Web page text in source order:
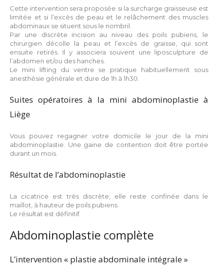
Cette intervention sera proposée si la surcharge graisseuse est
limitée et si l’excès de peau et le relâchement des muscles
abdominaux se situent sous le nombril.
Par une discrète incision au niveau des poils pubiens, le
chirurgien décolle la peau et l’excès de graisse, qui sont
ensuite retirés. Il y associera souvent une liposculpture de
l’abdomen et/ou des hanches.
Le mini lifting du ventre se pratique habituellement sous
anesthésie générale et dure de 1h à 1h30.
Suites opératoires à la mini abdominoplastie à
Liège
Vous pouvez regagner votre domicile le jour de la mini
abdominoplastie. Une gaine de contention doit être portée
durant un mois.
Résultat de l’abdominoplastie
La cicatrice est très discrète, elle reste confinée dans le
maillot, à hauteur de poils pubiens.
Le résultat est définitif.
Abdominoplastie complète
L’intervention « plastie abdominale intégrale »